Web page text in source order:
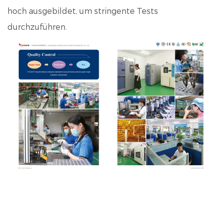
hoch ausgebildet, um stringente Tests
durchzuführen.